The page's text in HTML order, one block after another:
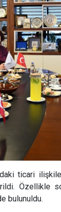
ticari
Özellikle
bulunuldu.